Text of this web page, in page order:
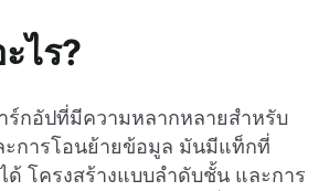
ไร?
ร์กอัปที่มีความหลากหลายสำหรับ
ะการโอนย้ายข้อมูล มันมีแท็กที่
ด้ โครงสร้างแบบลำดับชั้น และการ